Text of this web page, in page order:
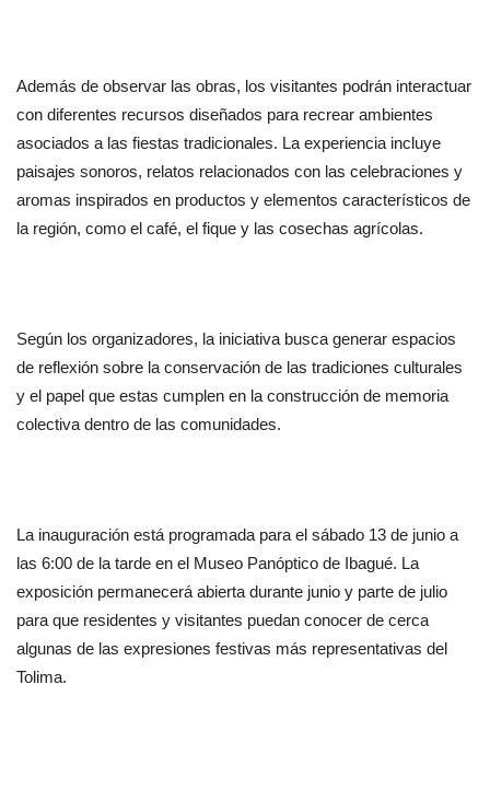
Además de observar las obras, los visitantes podrán interactuar
con diferentes recursos diseñados para recrear ambientes
asociados a las fiestas tradicionales. La experiencia incluye
paisajes sonoros, relatos relacionados con las celebraciones y
aromas inspirados en productos y elementos característicos de
la región, como el café, el fique y las cosechas agrícolas.
Según los organizadores, la iniciativa busca generar espacios
de reflexión sobre la conservación de las tradiciones culturales
y el papel que estas cumplen en la construcción de memoria
colectiva dentro de las comunidades.
La inauguración está programada para el sábado 13 de junio a
las 6:00 de la tarde en el Museo Panóptico de Ibagué. La
exposición permanecerá abierta durante junio y parte de julio
para que residentes y visitantes puedan conocer de cerca
algunas de las expresiones festivas más representativas del
Tolima.